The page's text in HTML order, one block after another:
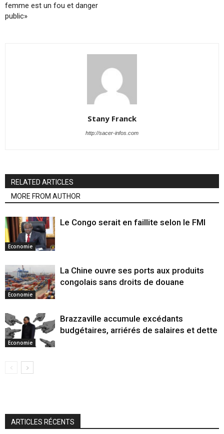
femme est un fou et danger
public»
Stany Franck
http://sacer-infos.com
RELATED ARTICLES
MORE FROM AUTHOR
Economie
Le Congo serait en faillite selon le FMI
Economie
La Chine ouvre ses ports aux produits
congolais sans droits de douane
Economie
Brazzaville accumule excédants
budgétaires, arriérés de salaires et dette
ARTICLES RÉCENTS